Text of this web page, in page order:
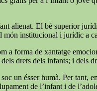
alienat. El bé superior
món institucional i jurídic a
a forma de xantatge
drets dels infants; i dels
un ésser humà. Per tant,
de l’infant i de